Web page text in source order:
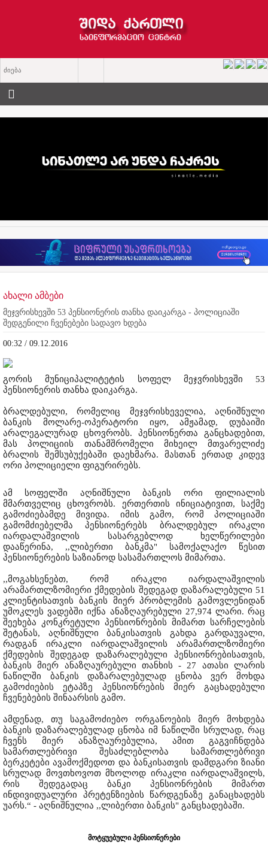
ახალი ამბები
მეჯვრისხევში 53 პენსიონერის თანხა დაიკარგა - პოლიციაში
შედგენილი ჩვენებები სადავო ხდება
00:32 / 09.12.2016
გორის მუნიციპალიტეტის სოფელ მეჯვრისხევში 53
პენსიონერის თანხა დაიკარგა.
ბრალდებული, რომელიც მეჯვრისხეველია, აღნიშნული
ბანკის მოლარე-ოპერატორი იყო, ამჟამად, დუბაიში
არალეგალურად ცხოვრობს. პენსიონერთა განცხადებით,
მას პოლიციის თანამშრომელი მიხეილ მთვარელიძე
ბრალის შემსუბუქებაში დაეხმარა. მასთან ერთად კიდევ
ორი პოლიციელი ფიგურირებს.
ამ სოფელში აღნიშნული ბანკის ორი ფილიალის
მმართველიც ცხოვრობს. ერთერთის ინიციატივით, საქმე
გამოძიებამდე მივიდა. იმის გამო, რომ პოლიციაში
გამომძიებელმა პენსიონერებს ბრალდებულ ირაკლი
იარდალაშვილის სასარგებლოდ ხელწერილები
დააწერინა, ,,ლიბერთი ბანკმა" სამოქალაქო წესით
პენსიონერების საზიანოდ სასამართლოს მიმართა.
,,მოგახსენებთ, რომ ირაკლი იარდალაშვილის
არამართლზომიერი ქმედების შედეგად დაზარალებული 51
კლიენტისათვის ბანკის მიერ პრობლემის გამოვლენიდან
უმოკლეს ვადებში იქნა ანაზღაურებული 27,974 ლარი. რაც
შეეხება კონკრეტული პენსიონრების მიმართ სარჩელების
შეტანას, აღნიშნული ბანკისათვის გახდა გარდაუვალი,
რადგან ირაკლი იარდალაშვილის არამართლზომიერი
ქმედების შედეგად დაზარალებული პენსიონრებისათვის,
ბანკის მიერ ანაზღაურებული თანხის - 27 ათასი ლარის
ნაწილში ბანკის დაზარალებულად ცნობა ვერ მოხდა
გამოძიების ეტაპზე პენსიონრების მიერ გაცხადებული
ჩვენებების შინაარსის გამო.
ამდენად, თუ საგამოძიებო ორგანოების მიერ მოხდება
ბანკის დაზარალებულად ცნობა იმ ნაწილში სრულად, რაც
ჩვენს მიერ ანაზღაურებულია, ამით გაგვიჩნდება
სამართლებრივი შესაძლებლობა სამართლებრივი
ბერკეტები ავამოქმედოთ და ბანკისათვის დამდგარი ზიანი
სრულად მოვთხოვოთ მხოლოდ ირაკლი იარდალაშვილს,
რის შედეგადაც ბანკი პენსიონრების მიმართ
ინდივიდუალური პრეტენზიების წარდგენაზე განაცხადებს
უარს.“ - აღნიშნულია ,,ლიბერთი ბანკის" განცხადებაში.
მოტყუებული პენსიონერები